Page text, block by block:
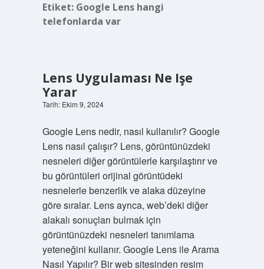
Etiket: Google Lens hangi
telefonlarda var
Lens Uygulaması Ne Işe
Yarar
Tarih: Ekim 9, 2024
Google Lens nedir, nasıl kullanılır? Google
Lens nasıl çalışır? Lens, görüntünüzdeki
nesneleri diğer görüntülerle karşılaştırır ve
bu görüntüleri orijinal görüntüdeki
nesnelerle benzerlik ve alaka düzeyine
göre sıralar. Lens ayrıca, web’deki diğer
alakalı sonuçları bulmak için
görüntünüzdeki nesneleri tanımlama
yeteneğini kullanır. Google Lens ile Arama
Nasıl Yapılır? Bir web sitesinden resim